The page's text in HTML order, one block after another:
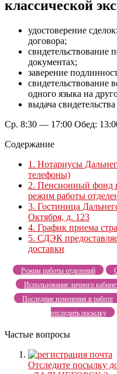
классической
удостоверение
договора;
свидетельствование
документах;
заверение
свидетельствование
одного языка на
выдача
Ср. 8:30 — 17:00 Обед:
Содержание
1. Нотариусы
телефоны)
2. Пенсионный фонд
режим работы
3. Гостиница
Октября, д. 123
4. График приема
5. СДЭК
доставки
Режим работы отделений
Использование личного
Последние изменения в работе
отследить посылку
Частые вопросы
Отследите посылку